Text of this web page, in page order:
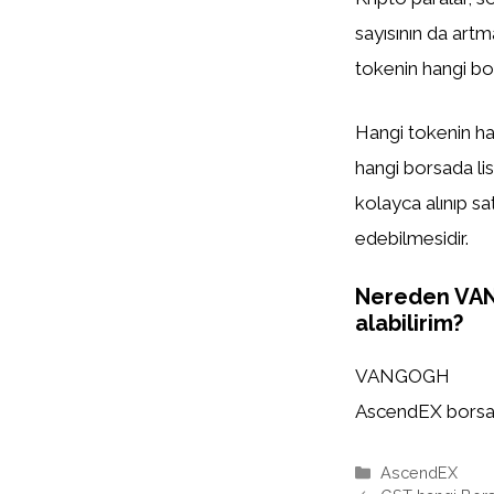
sayısının da
tokenin hangi
Hangi tokenin
hangi borsada
kolayca alınıp
edebilmesidir.
Nereden
alabilirim?
VANGOGH
AscendEX
Kategoriler
AscendEX